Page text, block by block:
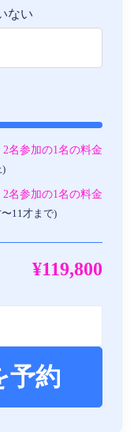
ない
2名参加の1名の料金
)
2名参加の1名の料金
11才まで)
¥119,800
予約